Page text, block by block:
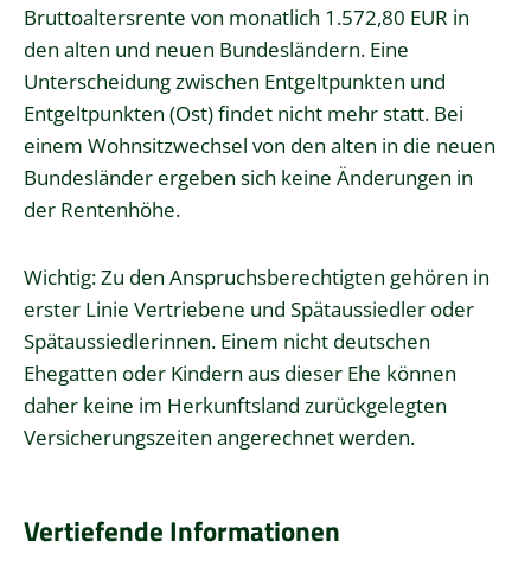
Bruttoaltersrente von monatlich 1.572,80 EUR in
den alten und neuen Bundesländern. Eine
Unterscheidung zwischen Entgeltpunkten und
Entgeltpunkten (Ost) findet nicht mehr statt. Bei
einem Wohnsitzwechsel von den alten in die neuen
Bundesländer ergeben sich keine Änderungen in
der Rentenhöhe.
Wichtig:Zu den Anspruchsberechtigten gehören in
erster Linie Vertriebene und Spätaussiedler oder
Spätaussiedlerinnen. Einem nicht deutschen
Ehegatten oder Kindern aus dieser Ehe können
daher keine im Herkunftsland zurückgelegten
Versicherungszeiten angerechnet werden.
Vertiefende Informationen